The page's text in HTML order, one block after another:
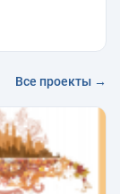
Все проекты →